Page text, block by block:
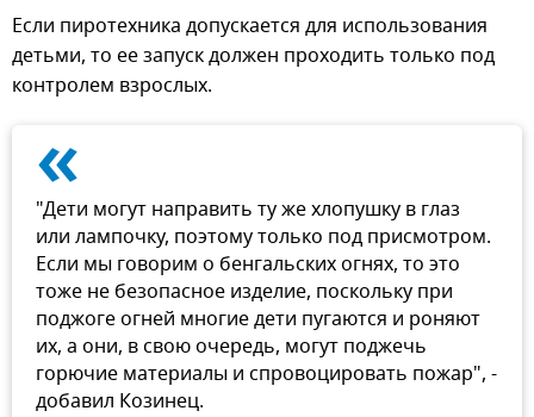
Если пиротехника допускается для использования
детьми, то ее запуск должен проходить только под
контролем взрослых.
«
"Дети могут направить ту же хлопушку в глаз
или лампочку, поэтому только под присмотром.
Если мы говорим о бенгальских огнях, то это
тоже не безопасное изделие, поскольку при
поджоге огней многие дети пугаются и роняют
их, а они, в свою очередь, могут поджечь
горючие материалы и спровоцировать пожар", -
добавил Козинец.